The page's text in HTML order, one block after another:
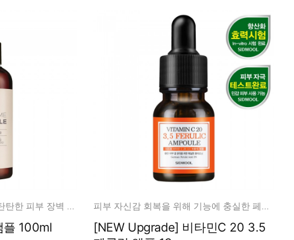
비피다 바이옴 성분 90% 탄탄한 피부 장벽 관리에 도움
바이옴 90 앰플 100ml
피부 자신감 회복을 위해 기능에 충실한 페룰릭 앰플
[NEW Upgrade] 비타민C 20 3.5